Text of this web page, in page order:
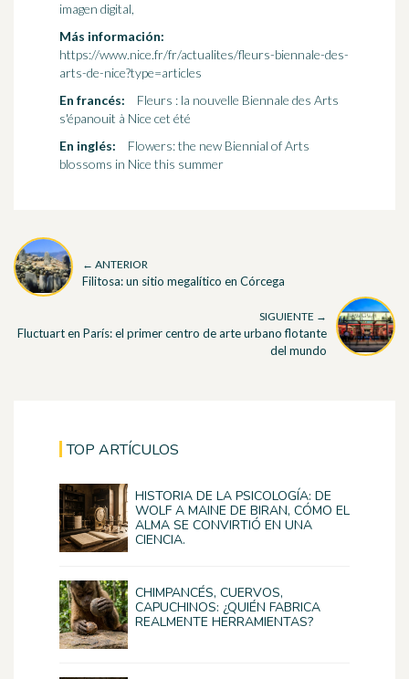
imagen digital,
Más información:
https://www.nice.fr/fr/actualites/fleurs-biennale-des-
arts-de-nice?type=articles
En francés:
Fleurs : la nouvelle Biennale des Arts
s'épanouit à Nice cet été
En inglés:
Flowers: the new Biennial of Arts
blossoms in Nice this summer
← ANTERIOR
Filitosa: un sitio megalítico en Córcega
SIGUIENTE →
Fluctuart en París: el primer centro de arte urbano flotante
del mundo
TOP ARTÍCULOS
HISTORIA DE LA PSICOLOGÍA: DE
WOLF A MAINE DE BIRAN, CÓMO EL
ALMA SE CONVIRTIÓ EN UNA
CIENCIA.
CHIMPANCÉS, CUERVOS,
CAPUCHINOS: ¿QUIÉN FABRICA
REALMENTE HERRAMIENTAS?